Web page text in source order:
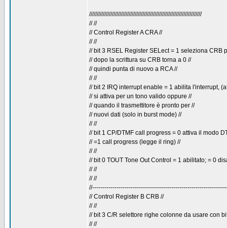
//////////////////////////////////////////////////////////////////////////
// //
// Control Register A CRA //
// //
// bit 3 RSEL Register SELect = 1 seleziona CRB
// dopo la scrittura su CRB torna a 0 //
// quindi punta di nuovo a RCA //
// //
// bit 2 IRQ interrupt enable = 1 abilita l'interrupt,
// si attiva per un tono valido oppure //
// quando il trasmettitore è pronto per //
// nuovi dati (solo in burst mode) //
// //
// bit 1 CP/DTMF call progress = 0 attiva il modo
// =1 call progress (legge il ring) //
// //
// bit 0 TOUT Tone Out Control = 1 abilitato; = 0
// //
// //
// Control Register B CRB //
// //
// bit 3 C/R selettore righe colonne da usare con
// //